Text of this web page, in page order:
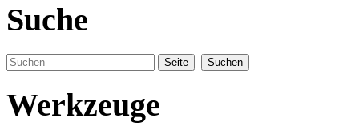
Suche
Werkzeuge